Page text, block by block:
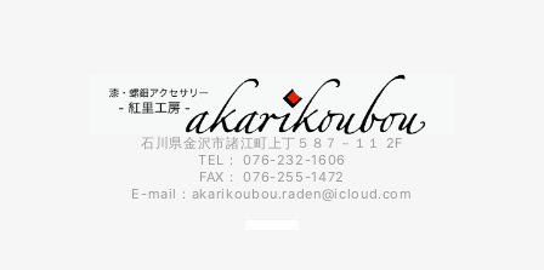
で石川県地場産業振興センター本館１階にて開催です。石
川県内で活動する５０歳未満の作り手６０人による展示会
石川県金沢市諸江町上丁５８７－１１ 2F
TEL： 076-232-1606
FAX： 076-255-1472
E-mail： akarikoubou.raden@icloud.com